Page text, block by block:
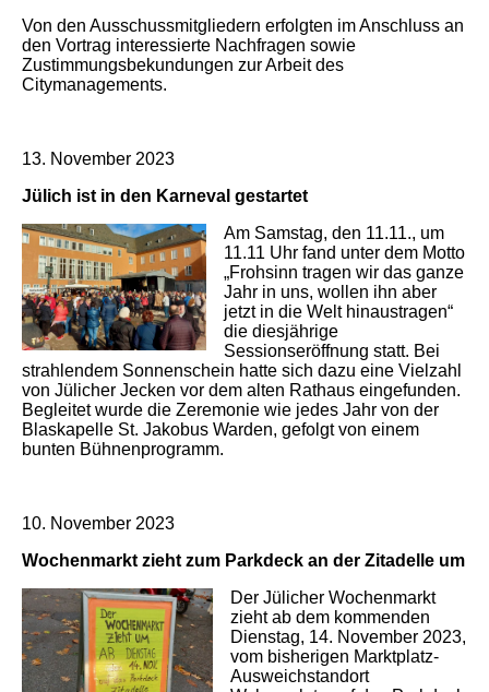
Von den Ausschussmitgliedern erfolgten im Anschluss an
den Vortrag interessierte Nachfragen sowie
Zustimmungsbekundungen zur Arbeit des
Citymanagements.
13. November 2023
Jülich ist in den Karneval gestartet
Am Samstag, den 11.11., um
11.11 Uhr fand unter dem Motto
„Frohsinn tragen wir das ganze
Jahr in uns, wollen ihn aber
jetzt in die Welt hinaustragen“
die diesjährige
Sessionseröffnung statt. Bei
strahlendem Sonnenschein hatte sich dazu eine Vielzahl
von Jülicher Jecken vor dem alten Rathaus eingefunden.
Begleitet wurde die Zeremonie wie jedes Jahr von der
Blaskapelle St. Jakobus Warden, gefolgt von einem
bunten Bühnenprogramm.
10. November 2023
Wochenmarkt zieht zum Parkdeck an der Zitadelle um
Der Jülicher Wochenmarkt
zieht ab dem kommenden
Dienstag, 14. November 2023,
vom bisherigen Marktplatz-
Ausweichstandort